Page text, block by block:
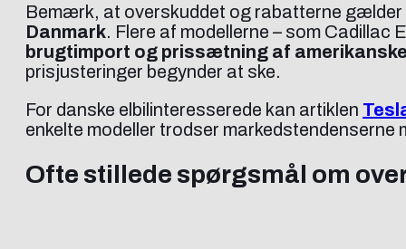
Bemærk, at overskuddet og rabatterne gælder
Danmark. Flere af modellerne – som Cadillac
brugtimport og prissætning af
prisjusteringer begynder at ske.
For danske elbilinteresserede kan artiklen
enkelte modeller trodser markedstendenserne
Ofte stillede spørgsmål om